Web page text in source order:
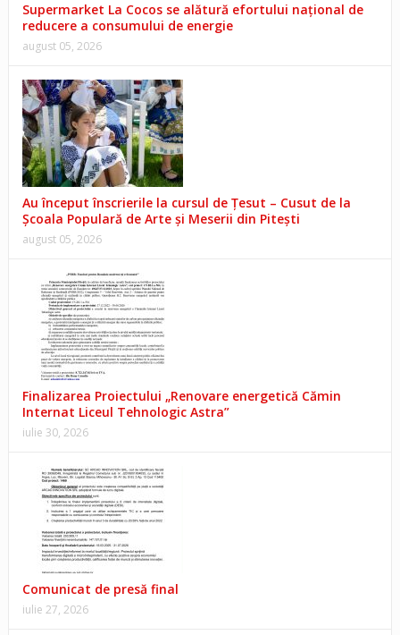
Supermarket La Cocos se alătură efortului național de
reducere a consumului de energie
august 05, 2026
Au început înscrierile la cursul de Țesut – Cusut de la
Școala Populară de Arte și Meserii din Pitești
august 05, 2026
Finalizarea Proiectului „Renovare energetică Cămin
Internat Liceul Tehnologic Astra”
iulie 30, 2026
Comunicat de presă final
iulie 27, 2026